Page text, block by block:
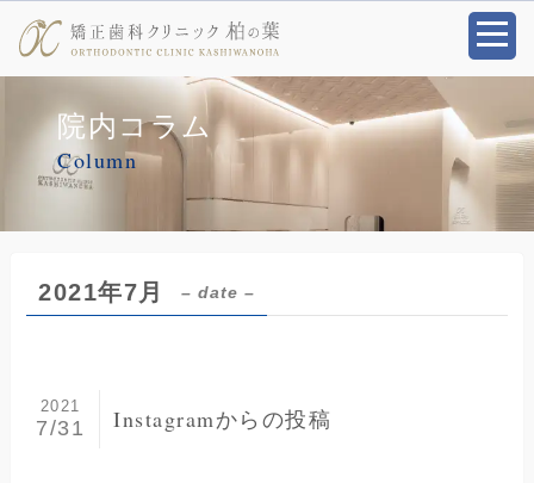
院内コラム
Column
2021年7月 – date –
Instagramからの投稿
2021
7/31